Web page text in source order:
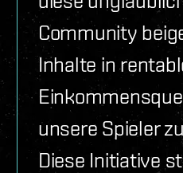
Community
Inhalte in
unsere Spieler
Diese Initiative